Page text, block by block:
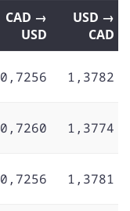
CAD →
USD
USD →
CAD
0,7256 1,3782
0,7260 1,3774
0,7256 1,3781